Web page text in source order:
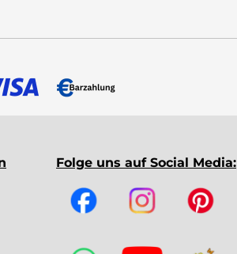
Folge uns auf Social Media: